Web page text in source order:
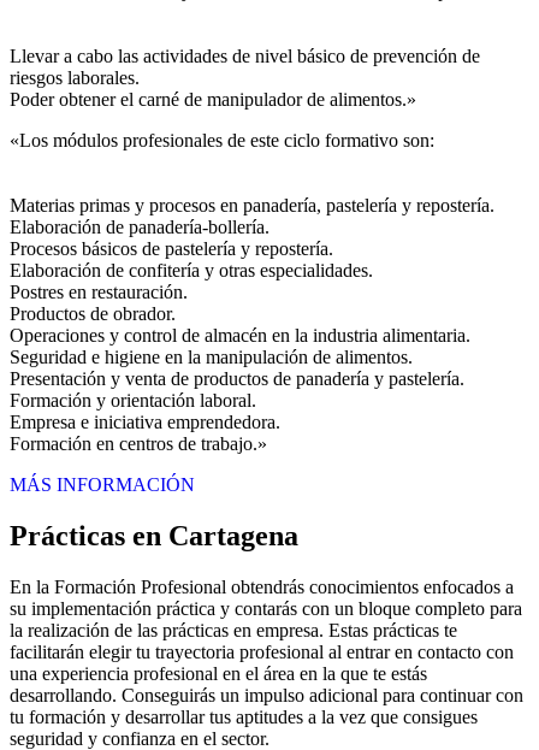
Llevar a cabo las actividades de nivel básico de prevención de
riesgos laborales.
Poder obtener el carné de manipulador de alimentos.»
«Los módulos profesionales de este ciclo formativo son:
Materias primas y procesos en panadería, pastelería y repostería.
Elaboración de panadería-bollería.
Procesos básicos de pastelería y repostería.
Elaboración de confitería y otras especialidades.
Postres en restauración.
Productos de obrador.
Operaciones y control de almacén en la industria alimentaria.
Seguridad e higiene en la manipulación de alimentos.
Presentación y venta de productos de panadería y pastelería.
Formación y orientación laboral.
Empresa e iniciativa emprendedora.
Formación en centros de trabajo.»
MÁS INFORMACIÓN
Prácticas en Cartagena
En la Formación Profesional obtendrás conocimientos enfocados a
su implementación práctica y contarás con un bloque completo para
la realización de las prácticas en empresa. Estas prácticas te
facilitarán elegir tu trayectoria profesional al entrar en contacto con
una experiencia profesional en el área en la que te estás
desarrollando. Conseguirás un impulso adicional para continuar con
tu formación y desarrollar tus aptitudes a la vez que consigues
seguridad y confianza en el sector.